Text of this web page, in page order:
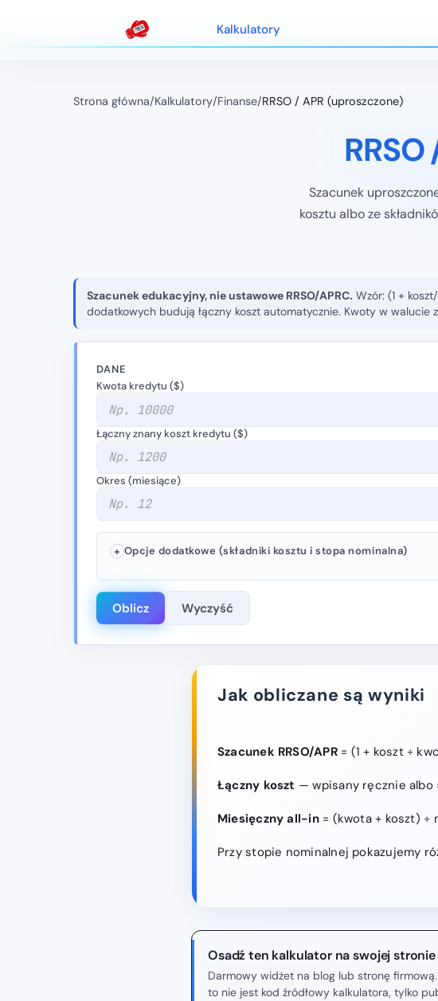
Kalkulatory
Strona główna/Kalkulatory/Finanse/RRSO / APR (uproszczone)
Szacunek
kosztu albo ze
Szacunek edukacyjny, nie ustawowe RRSO/APRC. Wzór: (1 +
dodatkowych budują łączny koszt automatycznie. Kwoty w walucie z
DANE
Kwota kredytu ($)
Łączny znany koszt kredytu ($)
Okres (miesiące)
Opcje dodatkowe (składniki kosztu i stopa nominalna)
Oblicz Wyczyść
Jak obliczane są wyniki
Szacunek RRSO/APR= (1 + koszt ÷
Łączny koszt — wpisany ręcznie albo
Miesięczny all-in= (kwota + koszt) ÷
Przy stopie nominalnej pokazujemy
Osadź ten kalkulator na swojej stronie
Darmowy widżet na blog lub stronę
to nie jest kod źródłowy kalkulatora, tylko